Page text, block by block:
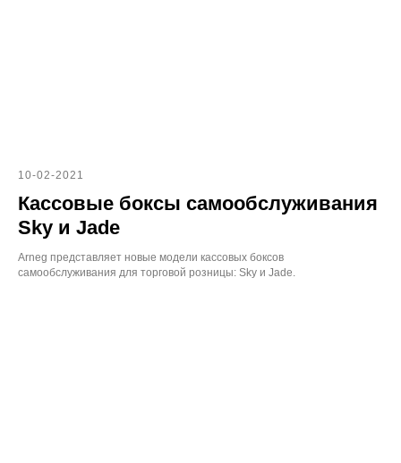
10-02-2021
Кассовые боксы самообслуживания
Skу и Jade
Arneg представляет новые модели кассовых боксов
самообслуживания для торговой розницы: Sky и Jade.